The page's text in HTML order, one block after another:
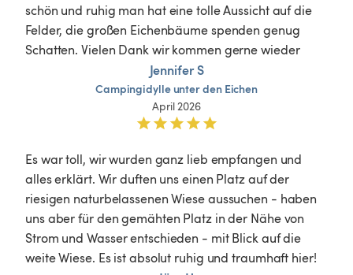
schön und ruhig man hat eine tolle Aussicht auf die
Felder, die großen Eichenbäume spenden genug
Schatten. Vielen Dank wir kommen gerne wieder
Jennifer S
Campingidylle unterden Eichen
April 2026
Es war toll, wir wurden ganz lieb empfangen und
alles erklärt. Wir duften uns einen Platz auf der
riesigen naturbelassenen Wiese aussuchen - haben
uns aber für den gemähten Platz in der Nähe von
Strom und Wasser entschieden - mit Blick auf die
weite Wiese. Es ist absolut ruhig und traumhaft hier!